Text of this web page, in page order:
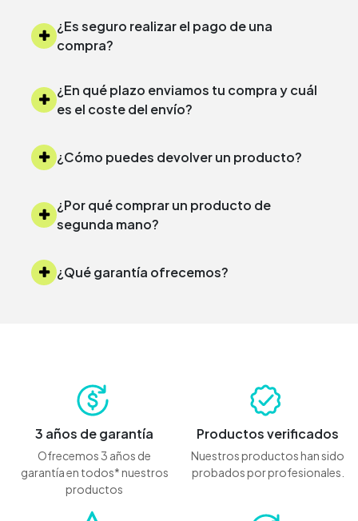
¿Es seguro realizar el pago de una
compra?
¿En qué plazo enviamos tu compra y cuál
es el coste del envío?
¿Cómo puedes devolver un producto?
¿Por qué comprar un producto de
segunda mano?
¿Qué garantía ofrecemos?
3 años de garantía
Ofrecemos 3 años de
garantía en todos* nuestros
productos
Productos verificados
Nuestros productos han sido
probados por profesionales.